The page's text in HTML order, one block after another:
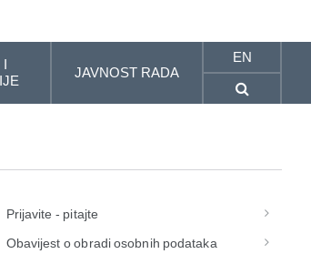
I
JAVNOST RADA
EN
Prijavite - pitajte
Obavijest o obradi osobnih podataka